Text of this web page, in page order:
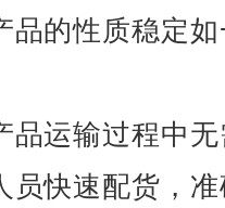
品的性质稳定
品运输过程中
员快速配货，